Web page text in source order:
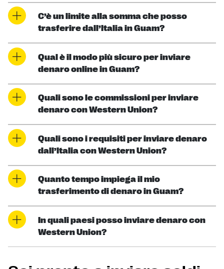
C’è un limite alla somma che posso
trasferire dall’Italia in Guam?
Qual è il modo più sicuro per inviare
denaro online in Guam?
Quali sono le commissioni per inviare
denaro con Western Union?
Quali sono i requisiti per inviare denaro
dall’Italia con Western Union?
Quanto tempo impiega il mio
trasferimento di denaro in Guam?
In quali paesi posso inviare denaro con
Western Union?